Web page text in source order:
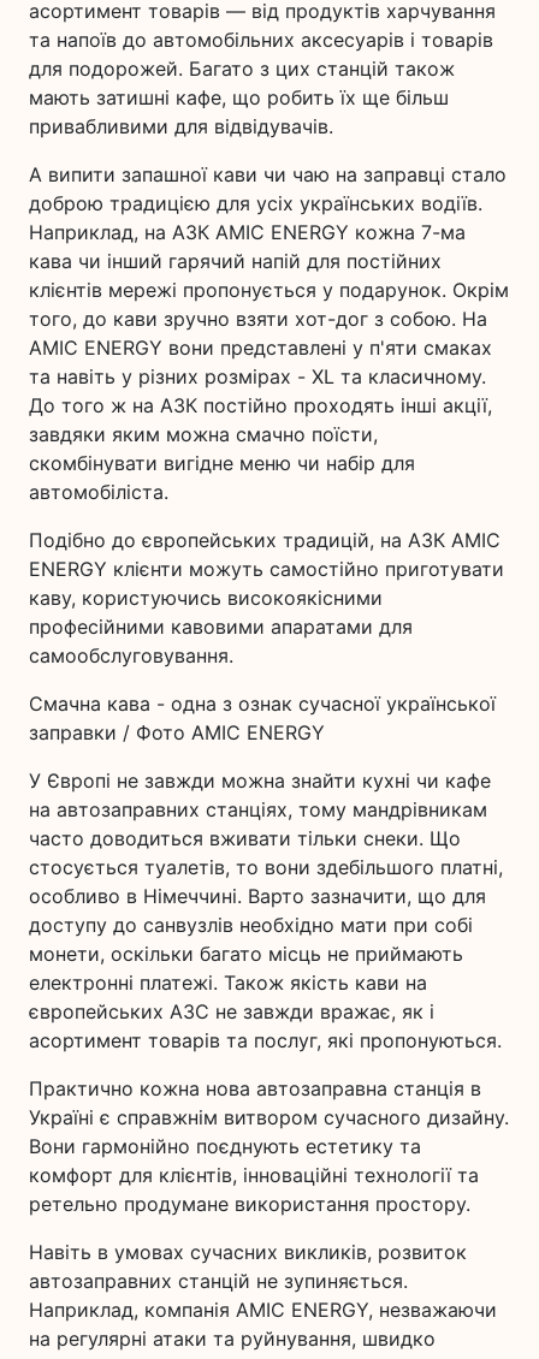
асортимент товарів — від продуктів харчування
та напоїв до автомобільних аксесуарів і товарів
для подорожей. Багато з цих станцій також
мають затишні кафе, що робить їх ще більш
привабливими для відвідувачів.
А випити запашної кави чи чаю на заправці стало
доброю традицією для усіх українських водіїв.
Наприклад, на АЗК AMIC ENERGY кожна 7-ма
кава чи інший гарячий напій для постійних
клієнтів мережі пропонується у подарунок. Окрім
того, до кави зручно взяти хот-дог з собою. На
AMIC ENERGY вони представлені у п'яти смаках
та навіть у різних розмірах - XL та класичному.
До того ж на АЗК постійно проходять інші акції,
завдяки яким можна смачно поїсти,
скомбінувати вигідне меню чи набір для
автомобіліста.
Подібно до європейських традицій, на АЗК AMIC
ENERGY клієнти можуть самостійно приготувати
каву, користуючись високоякісними
професійними кавовими апаратами для
самообслуговування.
Смачна кава - одна з ознак сучасної української
заправки / Фото AMIC ENERGY
У Європі не завжди можна знайти кухні чи кафе
на автозаправних станціях, тому мандрівникам
часто доводиться вживати тільки снеки. Що
стосується туалетів, то вони здебільшого платні,
особливо в Німеччині. Варто зазначити, що для
доступу до санвузлів необхідно мати при собі
монети, оскільки багато місць не приймають
електронні платежі. Також якість кави на
європейських АЗС не завжди вражає, як і
асортимент товарів та послуг, які пропонуються.
Практично кожна нова автозаправна станція в
Україні є справжнім витвором сучасного дизайну.
Вони гармонійно поєднують естетику та
комфорт для клієнтів, інноваційні технології та
ретельно продумане використання простору.
Навіть в умовах сучасних викликів, розвиток
автозаправних станцій не зупиняється.
Наприклад, компанія AMIC ENERGY, незважаючи
на регулярні атаки та руйнування, швидко